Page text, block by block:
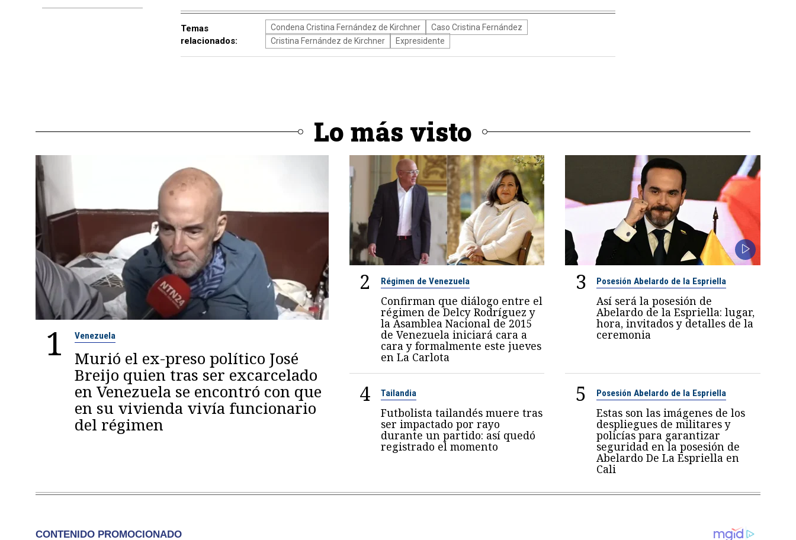
Temas
relacionados:
Condena Cristina Fernández de Kirchner
Caso Cristina Fernández
Cristina Fernández de Kirchner
Expresidente
Lo más visto
1 Venezuela
Murió el ex-preso político José
Breijo quien tras ser excarcelado
en Venezuela se encontró con que
en su vivienda vivía funcionario
del régimen
2 Régimen de Venezuela
Confirman que diálogo entre el
régimen de Delcy Rodríguez y
la Asamblea Nacional de 2015
de Venezuela iniciará cara a
cara y formalmente este jueves
en La Carlota
3 Posesión Abelardo de la Espriella
Así será la posesión de
Abelardo de la Espriella: lugar,
hora, invitados y detalles de la
ceremonia
4 Tailandia
Futbolista tailandés muere tras
ser impactado por rayo
durante un partido: así quedó
registrado el momento
5 Posesión Abelardo de la Espriella
Estas son las imágenes de los
despliegues de militares y
policías para garantizar
seguridad en la posesión de
Abelardo De La Espriella en
Cali